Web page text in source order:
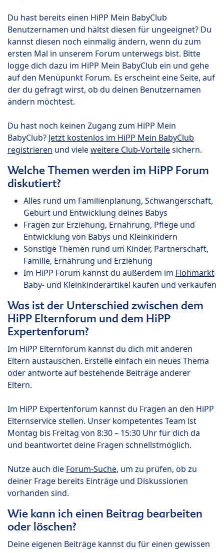
Du hast bereits einen HiPP Mein BabyClub
Benutzernamen und hältst diesen für ungeeignet? Du
kannst diesen noch einmalig ändern, wenn du zum
ersten Mal in unserem Forum unterwegs bist. Bitte
logge dich dazu im HiPP Mein BabyClub ein und gehe
auf den Menüpunkt Forum. Es erscheint eine Seite, auf
der du gefragt wirst, ob du deinen Benutzernamen
ändern möchtest.
Du hast noch keinen Zugang zum HiPP Mein
BabyClub? Jetzt kostenlos im HiPP Mein BabyClub
registrieren und vieleweitere Club-Vorteilesichern.
Welche Themen werden im HiPP Forum
diskutiert?
Alles rund um Familienplanung, Schwangerschaft,
Geburt und Entwicklung deines Babys
Fragen zur Erziehung, Ernährung, Pflege und
Entwicklung von Babys und Kleinkindern
Sonstige Themen rund um Kinder, Partnerschaft,
Familie, Ernährung und Erziehung
Im HiPP Forum kannst du außerdem im Flohmarkt
Baby- und Kleinkinderartikel kaufen und verkaufen
Was ist der Unterschied zwischen dem
HiPP Elternforum und dem HiPP
Expertenforum?
Im HiPP Elternforum kannst du dich mit anderen
Eltern austauschen. Erstelle einfach ein neues Thema
oder antworte auf bestehende Beiträge anderer
Eltern.
Im HiPP Expertenforum kannst du Fragen an den HiPP
Elternservice stellen. Unser kompetentes Team ist
Montag bis Freitag von 8:30 – 15:30 Uhr für dich da
und beantwortet deine Fragen schnellstmöglich.
Nutze auch die Forum-Suche, um zu prüfen, ob zu
deiner Frage bereits Einträge und Diskussionen
vorhanden sind.
Wie kann ich einen Beitrag bearbeiten
oder löschen?
Deine eigenen Beiträge kannst du für einen gewissen